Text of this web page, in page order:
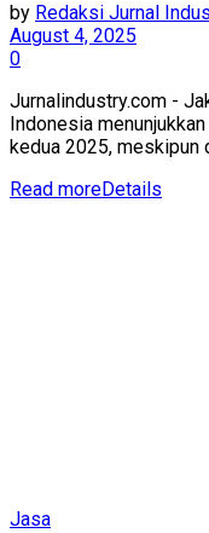
by Redaksi Jurnal
August 4, 2025
0
Jurnalindustry.com -
Indonesia
kedua 2025, meskipun
Read moreDetails
Jasa